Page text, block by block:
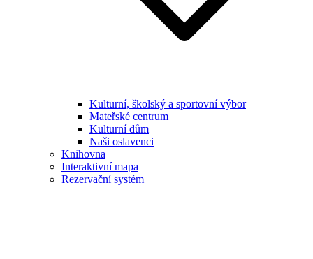
Kulturní, školský a sportovní výbor
Mateřské centrum
Kulturní dům
Naši oslavenci
Knihovna
Interaktivní mapa
Rezervační systém